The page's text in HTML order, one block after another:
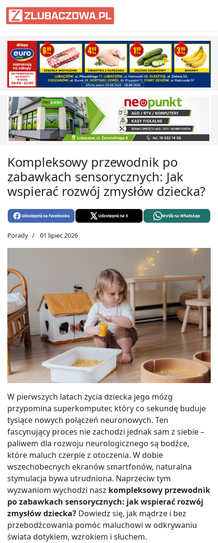
Informacje Lubaczów, powiat
Kompleksowy przewodnik po
zabawkach sensorycznych: Jak
wspierać rozwój zmysłów dziecka?
Udostępnij na Facebooku Udostępnij na X Wyślij na WhatsApp
Porady 01 lipiec 2026
W pierwszych latach życia dziecka jego mózg
przypomina superkomputer, który co sekundę buduje
tysiące nowych połączeń neuronowych. Ten
fascynujący proces nie zachodzi jednak sam z siebie –
paliwem dla rozwoju neurologicznego są bodźce,
które maluch czerpie z otoczenia. W dobie
wszechobecnych ekranów smartfonów, naturalna
stymulacja bywa utrudniona. Naprzeciw tym
wyzwaniom wychodzi nasz kompleksowy przewodnik
po zabawkach sensorycznych: jak wspierać rozwój
zmysłów dziecka? Dowiedz się, jak mądrze i bez
przebodźcowania pomóc maluchowi w odkrywaniu
świata dotykiem, wzrokiem i słuchem.